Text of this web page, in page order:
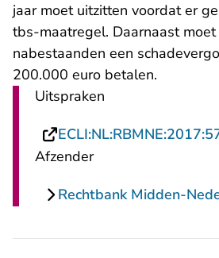
jaar moet uitzitten voordat er
tbs-maatregel. Daarnaast
nabestaanden een
200.000 euro betalen.
Uitspraken
Afzender
Rechtbank Midden-